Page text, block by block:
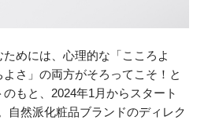
めには、心理的な「こころよ
さ」の両方がそろってこそ！と
もと、2024年1月からスタート
自然派化粧品ブランドのディレク